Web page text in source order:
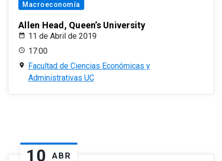
Macroeconomía
Allen Head, Queen’s University
11 de Abril de 2019
17:00
Facultad de Ciencias Económicas y
Administrativas UC
10 ABR